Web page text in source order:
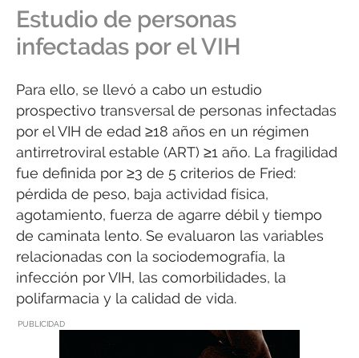
Estudio de personas
infectadas por el VIH
Para ello, se llevó a cabo un estudio
prospectivo transversal de personas infectadas
por el VIH de edad ≥18 años en un régimen
antirretroviral estable (ART) ≥1 año. La fragilidad
fue definida por ≥3 de 5 criterios de Fried:
pérdida de peso, baja actividad física,
agotamiento, fuerza de agarre débil y tiempo
de caminata lento. Se evaluaron las variables
relacionadas con la sociodemografía, la
infección por VIH, las comorbilidades, la
polifarmacia y la calidad de vida.
PUBLICIDAD